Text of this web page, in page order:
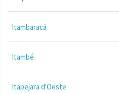
Itambaracá
Itambé
Itapejara d'Oeste